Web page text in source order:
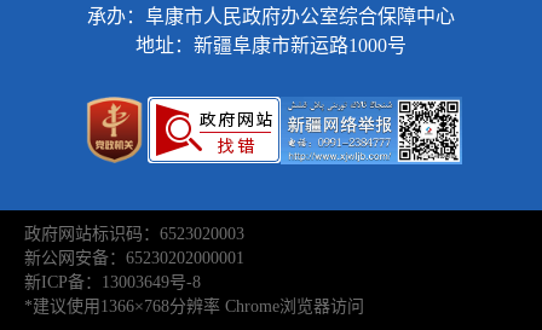
承办：阜康市人民政府办公室综合保障中心
地址：新疆阜康市新运路1000号
政府网站标识码：6523020003
新公网安备：65230202000001
新ICP备：13003649号-8
*建议使用1366×768分辨率 Chrome浏览器访问